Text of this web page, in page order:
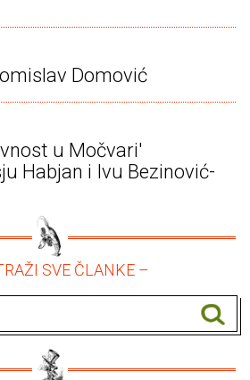
Domović
u Močvari'
Habjan i Ivu Bezinović-
SVE ČLANKE –